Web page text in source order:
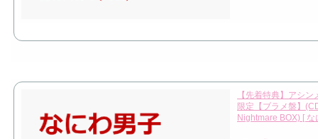
【先着特典】アシ
限定【ブラメ盤】
Nightmare BOX) [ な